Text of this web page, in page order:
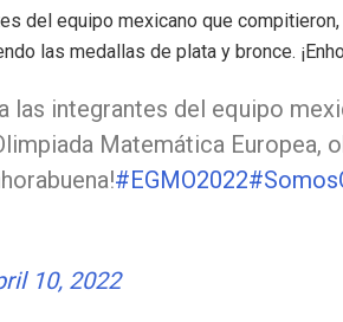
del equipo mexicano que compitieron,
las medallas de plata y bronce.
las integrantes del equipo
Matemática Europea,
#EGMO2022
10, 2022